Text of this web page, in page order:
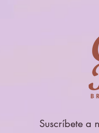
Suscríbete a